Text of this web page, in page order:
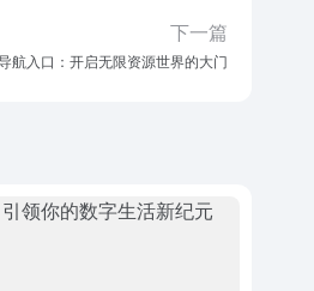
下一篇
航入口：开启无限资源世界的大门